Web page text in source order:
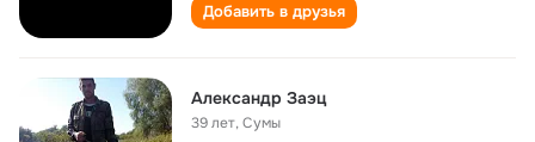
Добавить в друзья
Александр Заэц
39 лет,Сумы